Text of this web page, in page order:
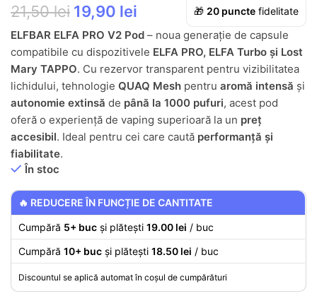
21,50lei 19,90 lei 🎁 20punctefidelitate
ELFBAR ELFA PRO V2 Pod – noua generație de capsule
compatibile cu dispozitivele ELFA PRO, ELFA Turbo și Lost
Mary TAPPO. Cu rezervor transparent pentru vizibilitatea
lichidului, tehnologie QUAQ Mesh pentru aromă intensă și
autonomie extinsă de până la 1000 pufuri, acest pod
oferă o experiență de vaping superioară la un preț
accesibil. Ideal pentru cei care caută performanță și
fiabilitate.
În stoc
🔥 REDUCERE ÎN FUNCȚIE DE CANTITATE
Cumpără 5+ buc și plătești 19.00 lei / buc
Cumpără 10+ buc și plătești 18.50 lei / buc
Discountul se aplică automat în coșul de cumpărături